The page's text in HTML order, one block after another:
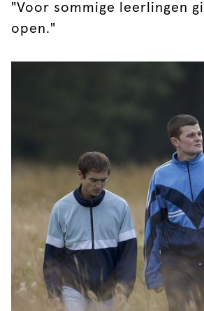
"Voor sommige leerlingen
open."